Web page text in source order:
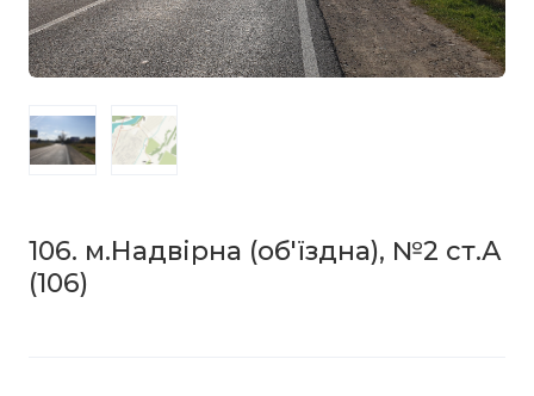
106. м.Надвірна (об'їздна), №2 ст.А
(106)